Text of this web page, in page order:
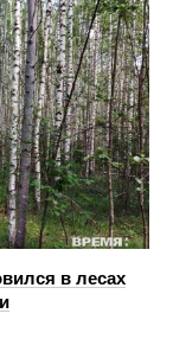
в лесах